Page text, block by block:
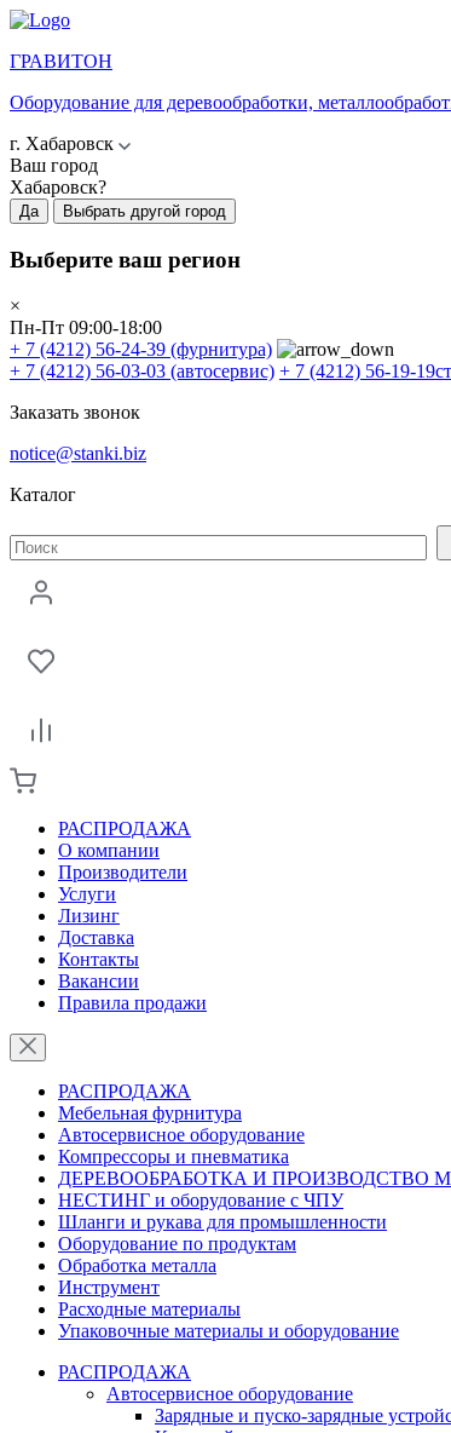
ГРАВИТОН
Оборудование для деревообработки,
г. Хабаровск
Ваш город
Хабаровск?
Да Выбрать другой город
Выберите ваш регион
×
Пн-Пт 09:00-18:00
+ 7 (4212) 56-24-39 (фурнитура)
+ 7 (4212) 56-03-03 (автосервис) + 7 (4212) 56-19-19
Заказать звонок
notice@stanki.biz
Каталог
РАСПРОДАЖА
О компании
Производители
Услуги
Лизинг
Доставка
Контакты
Вакансии
Правила продажи
РАСПРОДАЖА
Мебельная фурнитура
Автосервисное оборудование
Компрессоры и пневматика
ДЕРЕВООБРАБОТКА И ПРОИЗВОДСТВО
НЕСТИНГ и оборудование с ЧПУ
Шланги и рукава для промышленности
Оборудование по продуктам
Обработка металла
Инструмент
Расходные материалы
Упаковочные материалы и оборудование
РАСПРОДАЖА
Автосервисное оборудование
Зарядные и пуско-зарядные